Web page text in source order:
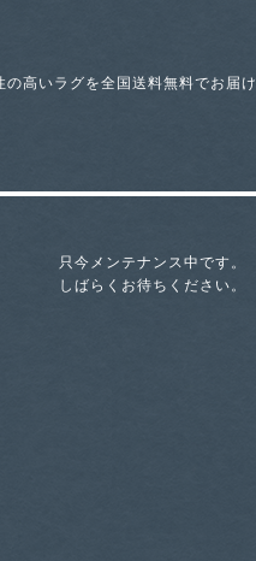
高いラグを全国送料無料でお届け
只今メンテナンス中です。
しばらくお待ちください。